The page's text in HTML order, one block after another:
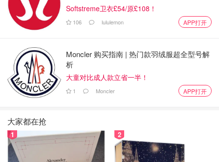
图片来源于@Cooperativebank，版权属于原作者
现金奖励：175镑
点击查看
时间：目前仍然有效 随时截止
转换账户条件：
年满18岁且是英国居民
在First Direct开设账户，使用应用程序按照指令完成银
行转换。
Softstreme卫衣£54/原£108！
106 lululemon APP打开
Moncler 购买指南 | 热门款羽绒服超全型号解
析
大童对比成人款立省一半！
1 Moncler APP打开
大家都在抢
1 2